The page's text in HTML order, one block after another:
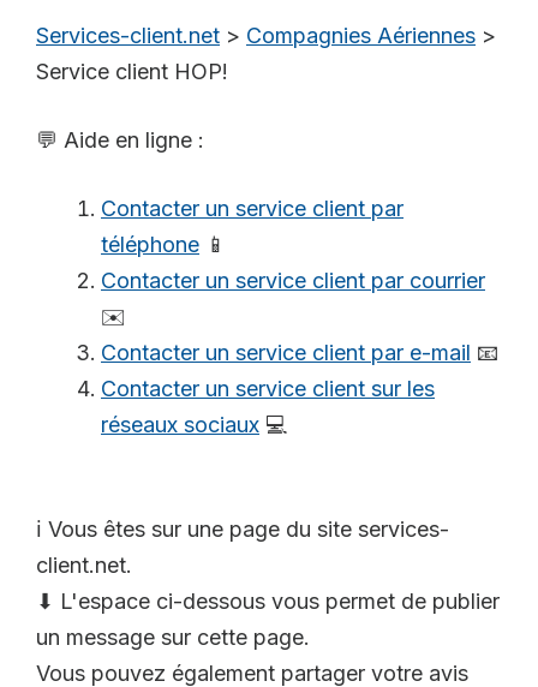
Services-client.net > Compagnies Aériennes >
Service client HOP!
💬 Aide en ligne :
Contacter un service client par
téléphone 📱
Contacter un service client par courrier
✉️
Contacter un service client par e-mail 📧
Contacter un service client sur les
réseaux sociaux 💻
ℹ️ Vous êtes sur une page du site services-
client.net.
⬇ L'espace ci-dessous vous permet de publier
un message sur cette page.
Vous pouvez également partager votre avis